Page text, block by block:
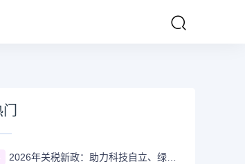
2026年关税新政：助力科技自立、绿色发展与民生改善